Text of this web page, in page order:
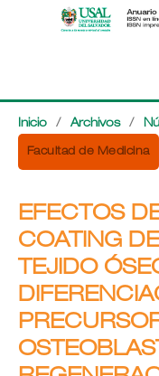
Inicio / Archivos /
Facultad de Medicina
EFECTOS
COATING
TEJIDO